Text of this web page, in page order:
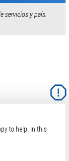
servicios y país.
to help. In this